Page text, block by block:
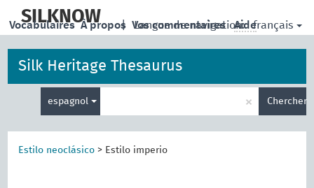
main
SILKNOW | Langue de navigation: français
Vocabulaires À propos Vos commentaires Aide
Silk Heritage Thesaurus
espagnol
de
recherche
× Chercher
Estilo neoclásico > Estilo imperio